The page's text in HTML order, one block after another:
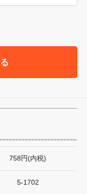
758円(内税)
5-1702